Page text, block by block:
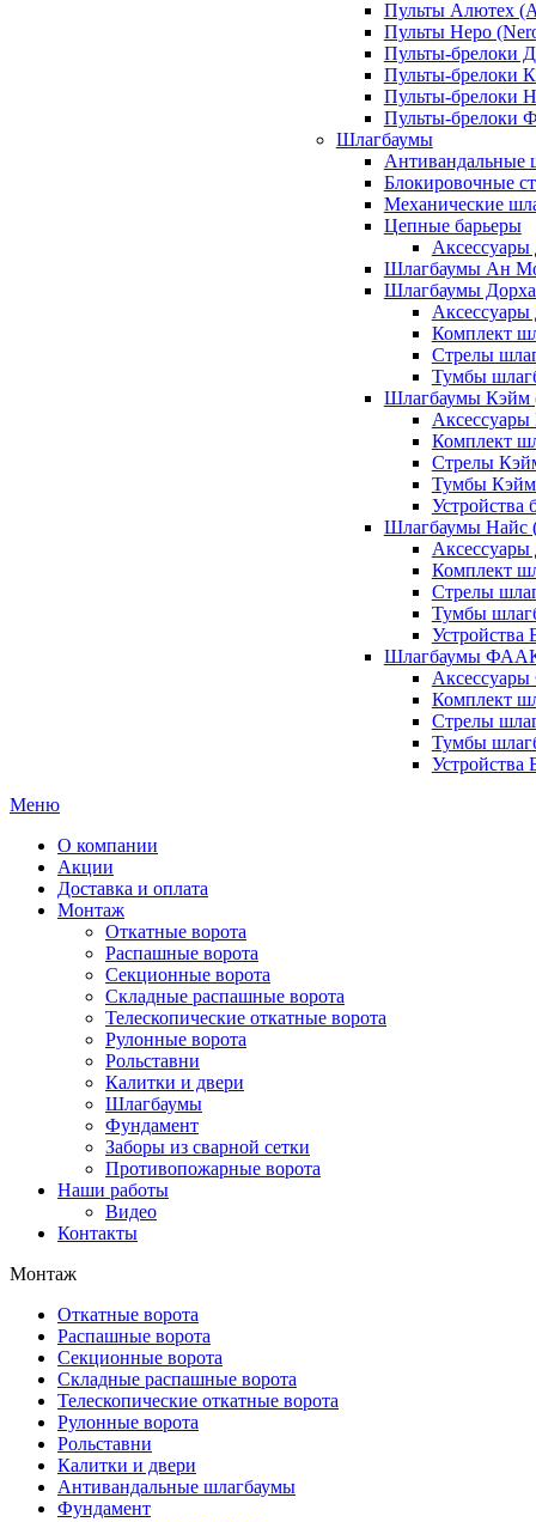
Пульты Алютех
Пульты Неро
Пульты-брелоки
Пульты-брелоки
Пульты-брелоки
Пульты-брелоки
Шлагбаумы
Антивандальные
Блокировочные
Механические
Цепные барьеры
Аксессуары
Шлагбаумы Ан
Шлагбаумы
Комплект
Стрелы
Тумбы
Шлагбаумы Кэйм
Комплект
Стрелы
Тумбы
Устройства
Шлагбаумы Найс
Комплект
Стрелы
Тумбы
Устройства
Шлагбаумы ФААК
Комплект
Стрелы
Тумбы
Меню
О компании
Акции
Доставка и оплата
Монтаж
Откатные ворота
Распашные ворота
Секционные ворота
Складные распашные ворота
Телескопические откатные ворота
Рулонные ворота
Рольставни
Калитки и двери
Шлагбаумы
Фундамент
Заборы из сварной сетки
Противопожарные ворота
Наши работы
Видео
Контакты
Монтаж
Откатные ворота
Распашные ворота
Секционные ворота
Складные распашные ворота
Телескопические откатные ворота
Рулонные ворота
Рольставни
Калитки и двери
Антивандальные шлагбаумы
Фундамент